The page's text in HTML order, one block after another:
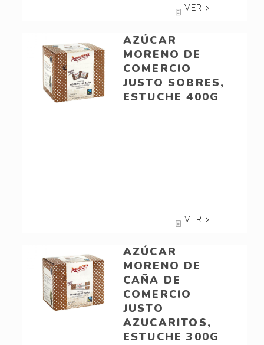
VER >
AZÚCAR
MORENO DE
COMERCIO
JUSTO SOBRES,
ESTUCHE 400G
VER >
AZÚCAR
MORENO DE
CAÑA DE
COMERCIO
JUSTO
AZUCARITOS,
ESTUCHE 300G